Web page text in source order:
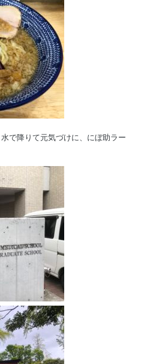
で降りて元気づけに、にぼ助ラー